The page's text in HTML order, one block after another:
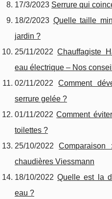
17/3/2023 Serrure qui
18/2/2023 Quelle taille
jardin ?
25/11/2022Chauffagiste
eau électrique – Nos
02/11/2022Comment
serrure gelée ?
01/11/2022Comment
toilettes ?
25/10/2022
chaudières Viessmann
18/10/2022Quelle est la
eau ?